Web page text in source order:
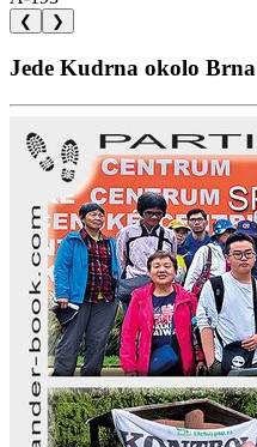
❮ ❯
Jede Kudrna okolo Brna